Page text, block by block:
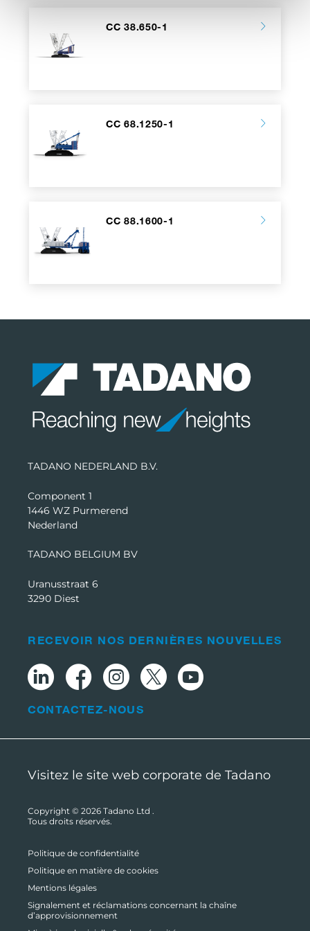
CC 38.650-1
CC 68.1250-1
CC 88.1600-1
TADANO NEDERLAND B.V.
Component 1
1446 WZ Purmerend
Nederland
TADANO BELGIUM BV
Uranusstraat 6
3290 Diest
RECEVOIR NOS DERNIÈRES NOUVELLES
CONTACTEZ-NOUS
Visitez le site web corporate de Tadano
Copyright © 2026 Tadano Ltd .
Tous droits réservés.
Politique de confidentialité
Politique en matière de cookies
Mentions légales
Signalement et réclamations concernant la chaîne
d’approvisionnement